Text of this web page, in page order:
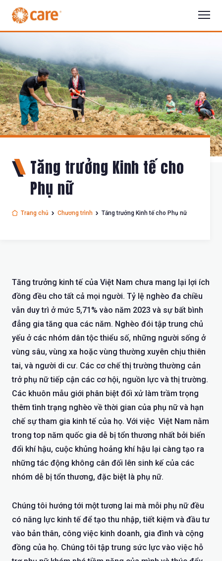
Tăng trưởng Kinh tế cho
Phụ nữ
Trang chủ Chương trình Tăng trưởng Kinh tế cho Phụ nữ
Tăng trưởng kinh tế của Việt Nam chưa mang lại lợi ích
đồng đều cho tất cả mọi người. Tỷ lệ nghèo đa chiều
vẫn duy trì ở mức 5,71% vào năm 2023 và sự bất bình
đẳng gia tăng qua các năm. Nghèo đói tập trung chủ
yếu ở các nhóm dân tộc thiểu số, những người sống ở
vùng sâu, vùng xa hoặc vùng thường xuyên chịu thiên
tai, và người di cư. Các cơ chế thị trường thường cản
trở phụ nữ tiếp cận các cơ hội, nguồn lực và thị trường.
Các khuôn mẫu giới phân biệt đối xử làm trầm trọng
thêm tình trạng nghèo về thời gian của phụ nữ và hạn
chế sự tham gia kinh tế của họ. Với việc Việt Nam nằm
trong top năm quốc gia dễ bị tổn thương nhất bởi biến
đổi khí hậu, cuộc khủng hoảng khí hậu lại càng tạo ra
những tác động không cân đối lên sinh kế của các
nhóm dễ bị tổn thương, đặc biệt là phụ nữ.
Chúng tôi hướng tới một tương lai mà mỗi phụ nữ đều
có năng lực kinh tế để tạo thu nhập, tiết kiệm và đầu tư
vào bản thân, công việc kinh doanh, gia đình và cộng
đồng của họ. Chúng tôi tập trung sức lực vào việc hỗ